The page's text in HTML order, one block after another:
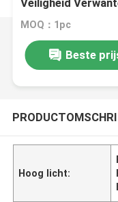
Veiligheid
MOQ：1pc
Beste
Hoog licht: